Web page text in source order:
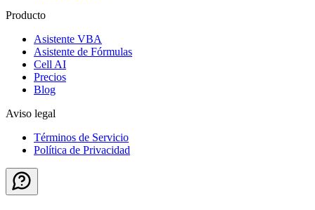
Producto
Asistente VBA
Asistente de Fórmulas
Cell AI
Precios
Blog
Aviso legal
Términos de Servicio
Política de Privacidad